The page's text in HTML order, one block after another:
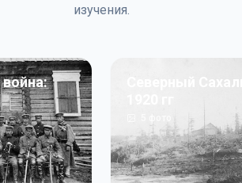
изучения.
Северный